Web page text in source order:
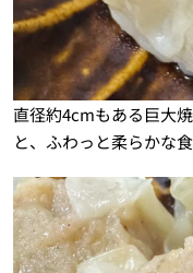
直径約4cmもある巨大
と、ふわっと柔らかな